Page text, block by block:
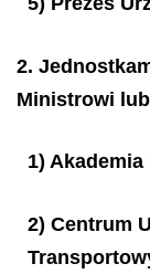
2.
Ministrowi
1)
2) Centrum